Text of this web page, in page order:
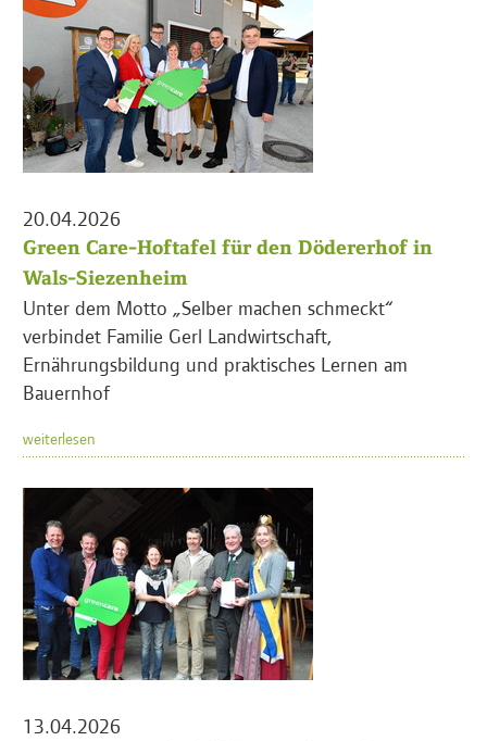
20.04.2026
Green Care-Hoftafel für den Dödererhof in
Wals-Siezenheim
Unter dem Motto „Selber machen schmeckt“
verbindet Familie Gerl Landwirtschaft,
Ernährungsbildung und praktisches Lernen am
Bauernhof
weiterlesen
13.04.2026